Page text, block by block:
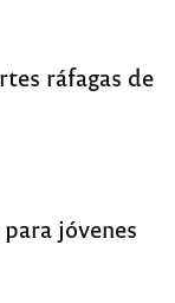
ráfagas de
jóvenes